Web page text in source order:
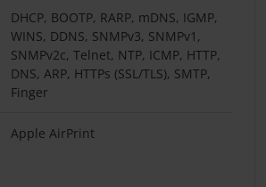
DHCP, BOOTP, RARP, mDNS, IGMP,
WINS, DDNS, SNMPv3, SNMPv1,
SNMPv2c, Telnet, NTP, ICMP, HTTP,
DNS, ARP, HTTPs (SSL/TLS), SMTP,
Finger
Apple AirPrint